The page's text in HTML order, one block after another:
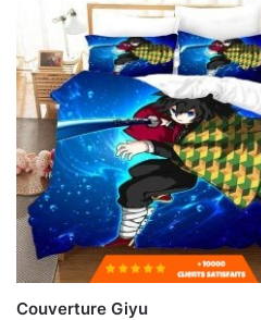
Couverture Giyu